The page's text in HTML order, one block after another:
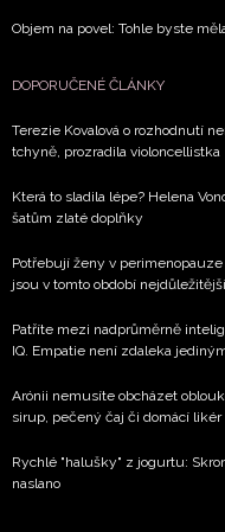
Objem na povel: Tohle byste
DOPORUČENÉ ČLÁNKY
Terezie Kovalová o rozhodnutí
tchyně, prozradila violoncellistka
Která to sladila lépe? Helena
šatům zlaté doplňky
Potřebují ženy v
jsou v tomto období nejdůležitější
Patříte mezi nadprůměrně
IQ. Empatie není zdaleka
Arónii nemusíte obcházet
sirup, pečený čaj či domácí likér
Rychlé "halušky" z jogurtu:
naslano